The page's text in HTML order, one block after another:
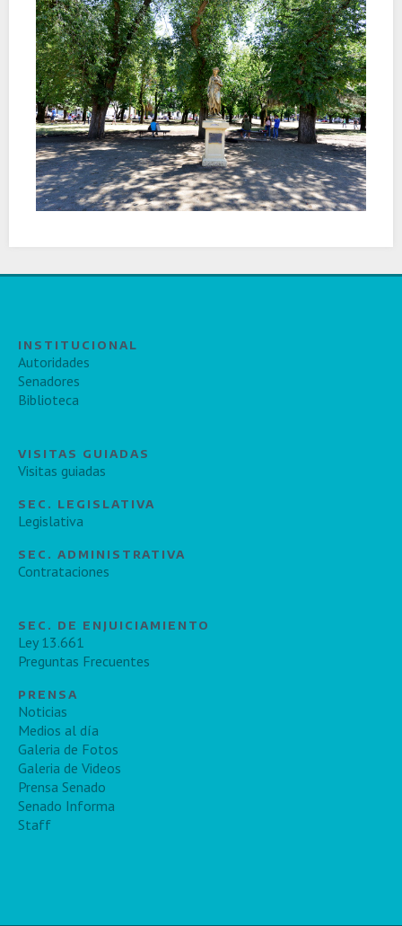
INSTITUCIONAL
Autoridades
Senadores
Biblioteca
VISITAS GUIADAS
Visitas guiadas
SEC. LEGISLATIVA
Legislativa
SEC. ADMINISTRATIVA
Contrataciones
SEC. DE ENJUICIAMIENTO
Ley 13.661
Preguntas Frecuentes
PRENSA
Noticias
Medios al día
Galeria de Fotos
Galeria de Videos
Prensa Senado
Senado Informa
Staff